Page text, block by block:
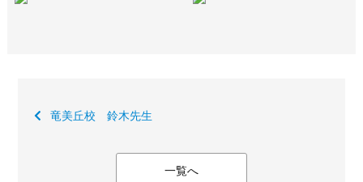
竜美丘校 鈴木先生
一覧へ